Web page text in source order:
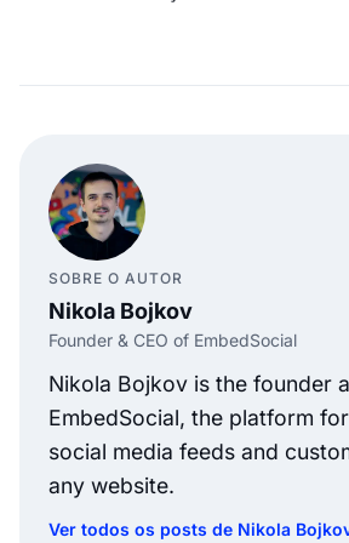
SOBRE O AUTOR
Nikola Bojkov
Founder & CEO of EmbedSocial
Nikola Bojkov is the founder
EmbedSocial, the platform
social media feeds and
any website.
Ver todos os posts de Nikola